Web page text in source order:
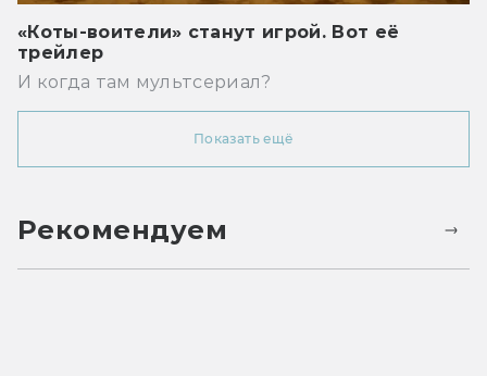
«Коты-воители» станут игрой. Вот её
трейлер
И когда там мультсериал?
Показать ещё
Рекомендуем